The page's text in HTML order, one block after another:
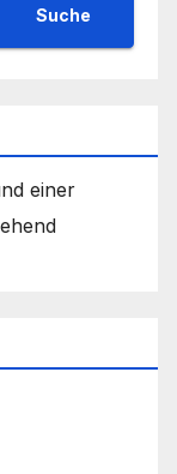
Suche
einer